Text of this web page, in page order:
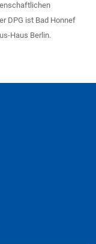
DPG ist Bad Honnef
Haus Berlin.